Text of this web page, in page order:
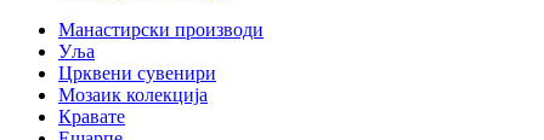
Манастирски производи
Уља
Црквени сувенири
Мозаик колекција
Кравате